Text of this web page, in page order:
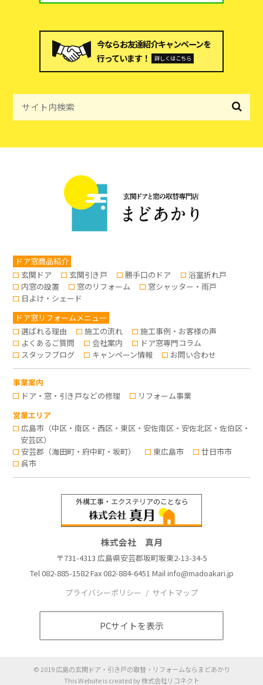
今ならお友達紹介キャンペーンを
行っています！
詳しくはこちら
ドア窓商品紹介
玄関ドア
玄関引き戸 勝手口のドア
浴室折れ戸
内窓の設置
窓のリフォーム
窓シャッター・雨戸
日よけ・シェード
ドア窓リフォームメニュー
選ばれる理由
施工の流れ
施工事例・お客様の声
よくあるご質問
会社案内
ドア窓専門コラム
スタッフブログ
キャンペーン情報 お問い合わせ
事業案内
ドア・窓・引き戸などの修理
リフォーム事業
営業エリア
広島市（中区・南区・西区・東区・安佐南区・安佐北区・佐伯区・
安芸区）
安芸郡（海田町・府中町・坂町）
東広島市
廿日市市
呉市
株式会社 真月
〒731-4313 広島県安芸郡坂町坂東2-13-34-5
Tel082-885-1582Fax 082-884-6451 Mailinfo@madoakari.jp
プライバシーポリシー
サイトマップ
PCサイトを表示
©2019 広島の玄関ドア・引き戸の取替・リフォームならまどあかり
This Website is created by株式会社リコネクト